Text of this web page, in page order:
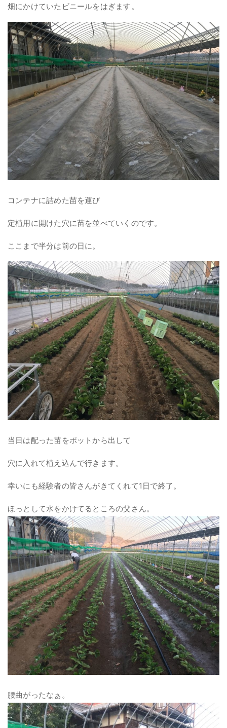
畑にかけていたビニールをはぎます。
コンテナに詰めた苗を運び
定植用に開けた穴に苗を並べていくのです。
ここまで半分は前の日に。
当日は配った苗をポットから出して
穴に入れて植え込んで行きます。
幸いにも経験者の皆さんがきてくれて1日で終了。
ほっとして水をかけてるところの父さん。
腰曲がったなぁ。